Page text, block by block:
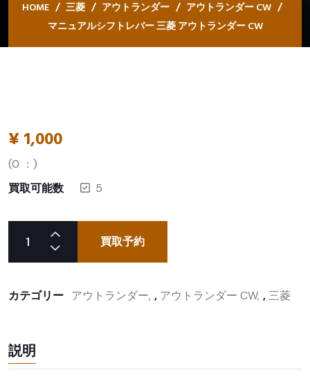
HOME 三菱 アウトランダー
アウトランダー CW
マニュアルシフトレバー 三菱 アウトランダー CW
¥ 1,000
(0 ：)
買取可能数
5
買取予約
カテゴリー アウトランダー , アウトランダー CW ,三菱
説明